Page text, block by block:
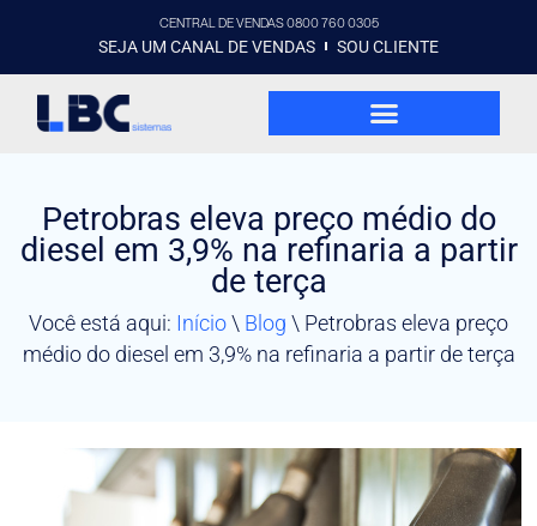
CENTRAL DE VENDAS 0800 760 0305
SEJA UM CANAL DE VENDAS SOU CLIENTE
Petrobras eleva preço médio do
diesel em 3,9% na refinaria a partir
de terça
Você está aqui: Início\ Blog \ Petrobras eleva preço
médio do diesel em 3,9% na refinaria a partir de terça